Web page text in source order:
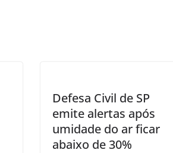
Defesa Civil de SP
emite alertas após
umidade do ar ficar
abaixo de 30%